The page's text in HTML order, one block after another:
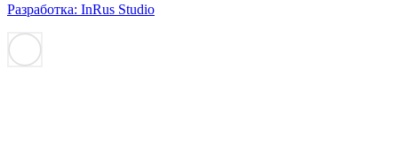
Разработка: InRus Studio